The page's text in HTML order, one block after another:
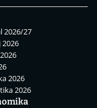
2026/27
2026
2026
2026